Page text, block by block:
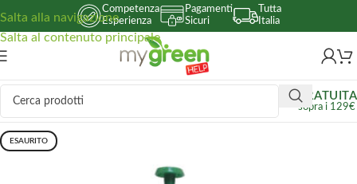
Salta alla navigazione
Salta al contenuto principale
Competenza
Esperienza
Pagamenti
Sicuri
Tutta
Italia
GRATUITA
sopra i 129€
ESAURITO